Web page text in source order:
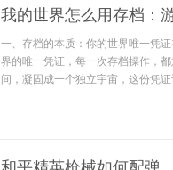
我的世界怎么用存档：
一、存档的本质：你的世界唯一凭
界的唯一凭证，每一次存档操作，
间，凝固成一个独立宇宙，这份凭